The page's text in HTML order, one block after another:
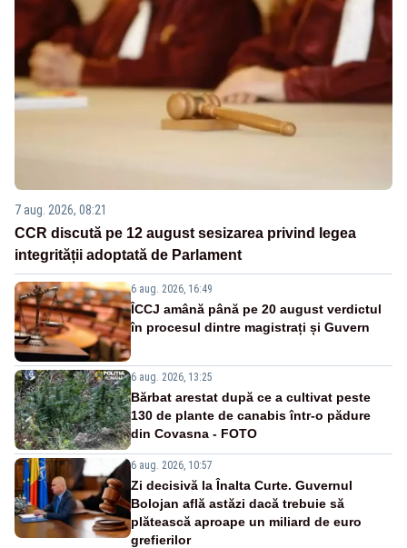
7 aug. 2026, 08:21
CCR discută pe 12 august sesizarea privind legea
integrității adoptată de Parlament
6 aug. 2026, 16:49
ÎCCJ amână până pe 20 august verdictul
în procesul dintre magistrați și Guvern
6 aug. 2026, 13:25
Bărbat arestat după ce a cultivat peste
130 de plante de canabis într-o pădure
din Covasna - FOTO
6 aug. 2026, 10:57
Zi decisivă la Înalta Curte. Guvernul
Bolojan află astăzi dacă trebuie să
plătească aproape un miliard de euro
grefierilor